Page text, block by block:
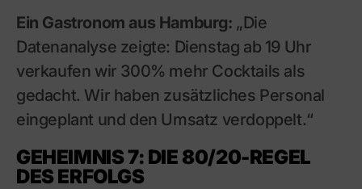
Ein Gastronom aus Hamburg: „Die
Datenanalyse zeigte: Dienstag ab 19 Uhr
verkaufen wir 300% mehr Cocktails als
gedacht. Wir haben zusätzliches Personal
eingeplant und den Umsatz verdoppelt.“
GEHEIMNIS 7: DIE 80/20-REGEL
DES ERFOLGS